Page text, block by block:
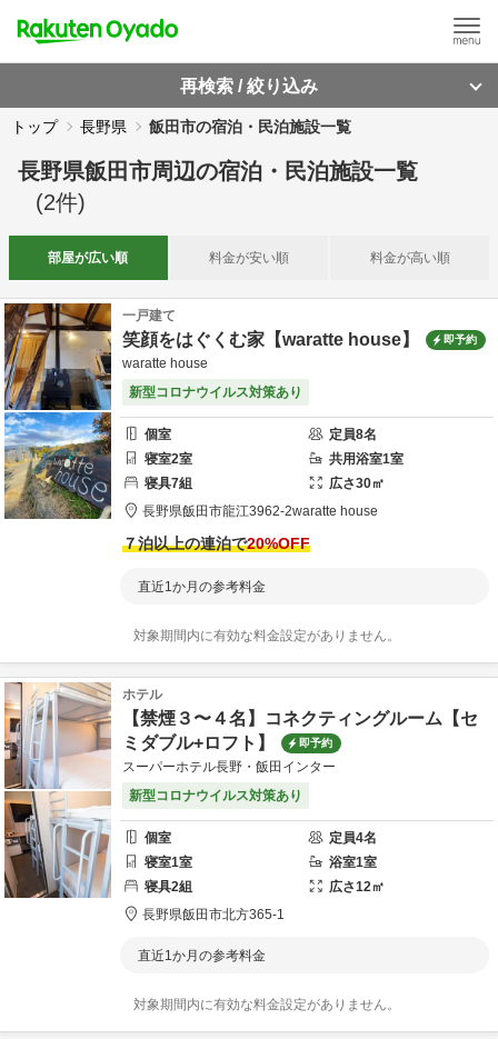
再検索 / 絞り込み
トップ 長野県 飯田市の宿泊・民泊施設一覧
長野県飯田市周辺の宿泊・民泊施設一覧
(2件)
部屋が広い順 料金が安い順 料金が高い順
一戸建て
笑顔をはぐくむ家【waratte house】 即予約
waratte house
新型コロナウイルス対策あり
個室 定員8名
寝室2室 共用浴室1室
寝具7組 広さ30㎡
長野県飯田市龍江3962-2waratte house
７泊以上の連泊で20%OFF
直近1か月の参考料金
対象期間内に有効な料金設定がありません。
ホテル
【禁煙３〜４名】コネクティングルーム【セ
ミダブル+ロフト】
即予約
スーパーホテル長野・飯田インター
新型コロナウイルス対策あり
個室 定員4名
寝室1室 浴室1室
寝具2組 広さ12㎡
長野県飯田市北方365-1
直近1か月の参考料金
対象期間内に有効な料金設定がありません。